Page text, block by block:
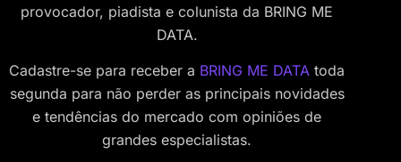
provocador, piadista e colunista da BRING ME
DATA.
Cadastre-se para receber a BRING ME DATA toda
segunda para não perder as principais novidades
e tendências do mercado com opiniões de
grandes especialistas.